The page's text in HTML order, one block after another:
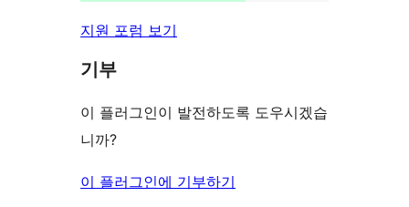
지원 포럼 보기
기부
이 플러그인이 발전하도록 도우시겠습
니까?
이 플러그인에 기부하기